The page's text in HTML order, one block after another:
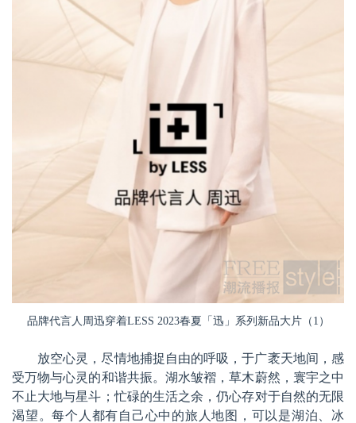
品牌代言人周迅穿着LESS 2023春夏「迅」系列新品大片（1）
放空心灵，尽情地捕捉自由的呼吸，于广袤天地间，感
受万物与心灵的和谐共振。湖水皱褶，草木蔚然，寰宇之中
不止大地与星斗；忙碌的生活之余，仍心存对于自然的无限
渴望。每个人都有自己心中的旅人地图，可以是湖泊、冰